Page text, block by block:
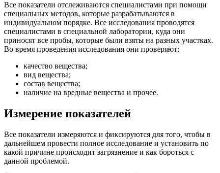
Все показатели отслеживаются специалистами при помощи
специальных методов, которые разрабатываются в
индивидуальном порядке. Все исследования проводятся
специалистами в специальной лаборатории, куда они
приносят все пробы, которые были взяты на разных участках.
Во время проведения исследования они проверяют:
качество вещества;
вид вещества;
состав вещества;
наличие на вредные вещества и прочее.
Измерение показателей
Все показатели измеряются и фиксируются для того, чтобы в
дальнейшем провести полное исследование и установить по
какой причине происходит загрязнение и как бороться с
данной проблемой.